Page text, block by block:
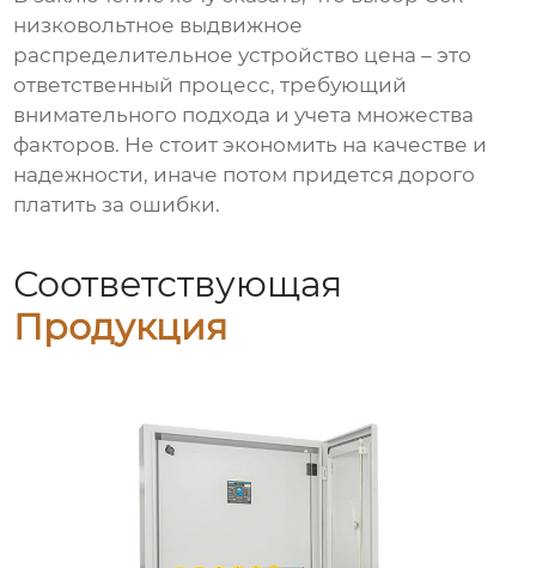
низковольтное выдвижное
распределительное устройство цена – это
ответственный процесс, требующий
внимательного подхода и учета множества
факторов. Не стоит экономить на качестве и
надежности, иначе потом придется дорого
платить за ошибки.
Соответствующая
Продукция